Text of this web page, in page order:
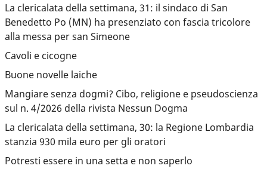
La clericalata della settimana, 31: il sindaco di San
Benedetto Po (MN) ha presenziato con fascia tricolore
alla messa per san Simeone
Cavoli e cicogne
Buone novelle laiche
Mangiare senza dogmi? Cibo, religione e pseudoscienza
sul n. 4/2026 della rivista Nessun Dogma
La clericalata della settimana, 30: la Regione Lombardia
stanzia 930 mila euro per gli oratori
Potresti essere in una setta e non saperlo